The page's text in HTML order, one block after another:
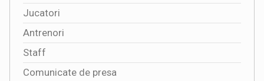
Jucatori
Antrenori
Staff
Comunicate de presa